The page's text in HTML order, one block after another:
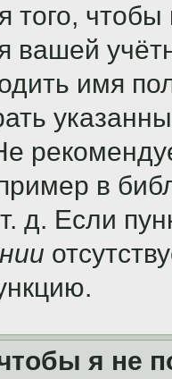
того, чтобы
вашей
имя
в
д. Если
я не